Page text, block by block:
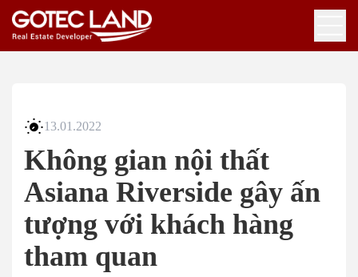
13.01.2022
Không gian nội thất
Asiana Riverside gây ấn
tượng với khách hàng
tham quan